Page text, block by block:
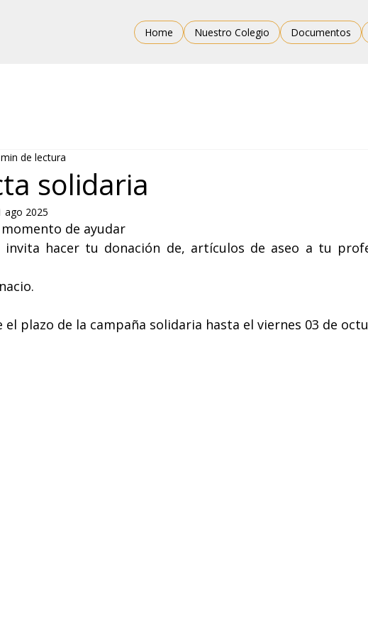
Home Nuestro Colegio Documentos
solidaria
de lectura
ago 2025
de ayudar
invita hacer tu donación de, artículos de aseo a tu
el plazo de la campaña solidaria hasta el viernes 03 de